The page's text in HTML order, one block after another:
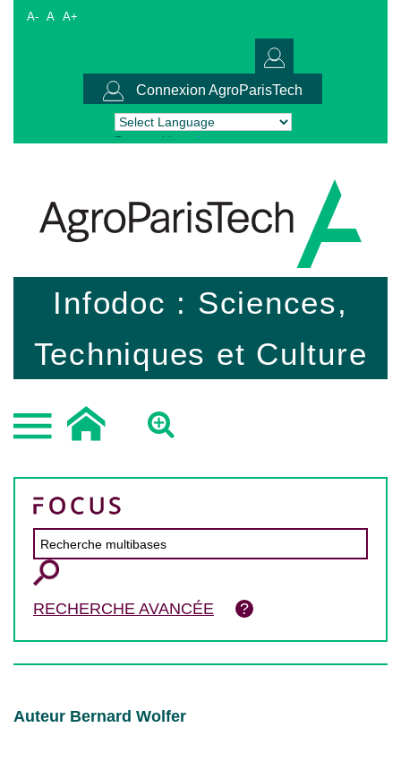
A- A A+
Connexion AgroParisTech
Powered by Translate
Infodoc : Sciences,
Techniques et Culture
RECHERCHE AVANCÉE
Auteur Bernard Wolfer